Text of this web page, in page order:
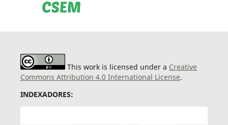
This work is licensed under a Creative
Commons Attribution 4.0 International License.
INDEXADORES: